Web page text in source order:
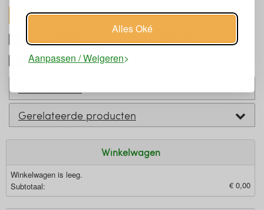
Alles Oké
Aanpassen / Weigeren
toon alles
Ingrediënten eyebrow styling gel Lavera
Keurmerken en labels Lavera Eyebrow Gel
Gerelateerde producten
Winkelwagen
Winkelwagen is leeg.
Subtotaal:
€ 0,00